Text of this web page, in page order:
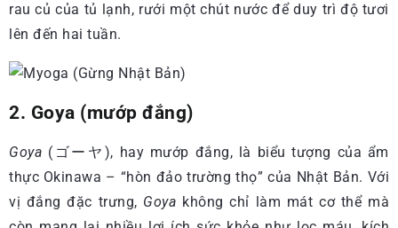
rau củ của tủ lạnh, rưới một chút nước để duy trì độ tươi
lên đến hai tuần.
2. Goya (mướp đắng)
Goya (ゴーヤ), hay mướp đắng, là biểu tượng của ẩm
thực Okinawa – “hòn đảo trường thọ” của Nhật Bản. Với
vị đắng đặc trưng, Goya không chỉ làm mát cơ thể mà